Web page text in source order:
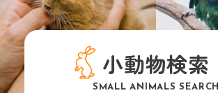
小動物検索
SMALL ANIMALS SEARCH